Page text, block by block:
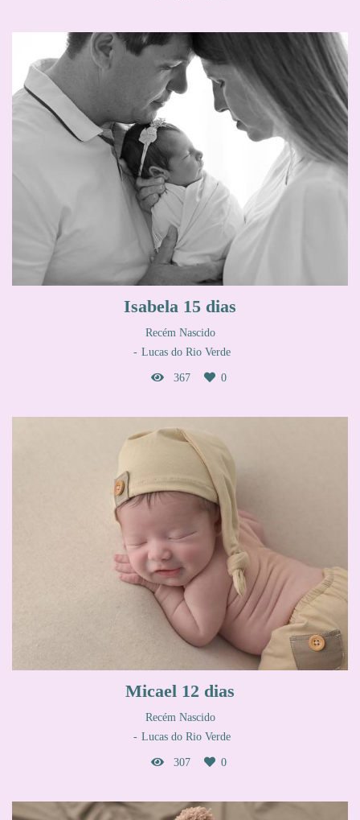
Isabela 15 dias
Recém Nascido
Lucas do Rio Verde
367 0
Micael 12 dias
Recém Nascido
Lucas do Rio Verde
307 0